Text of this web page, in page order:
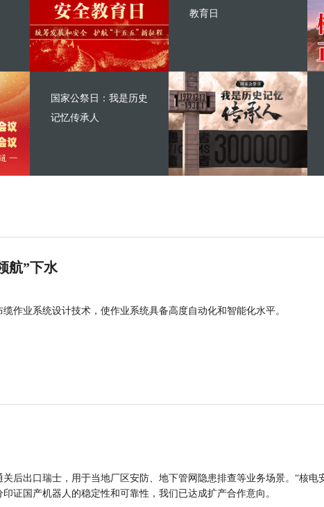
教育日
国家公祭日：我是历史
记忆传承人
航”下水
作业系统设计技术，使作业系统具备高度自动化和智能化水平。
后出口瑞士，用于当地厂区安防、地下管网隐患排查等业务场景。“核电
证国产机器人的稳定性和可靠性，我们已达成扩产合作意向。